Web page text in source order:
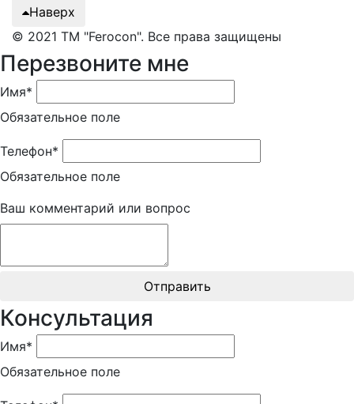
Наверх
© 2021 ТМ "Ferocon". Все права защищены
Перезвоните мне
Имя*
Обязательное поле
Телефон*
Обязательное поле
Ваш комментарий или вопрос
Отправить
Консультация
Имя*
Обязательное поле